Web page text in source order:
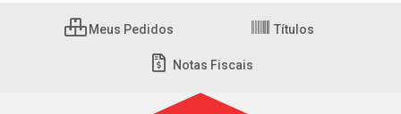
Meus Pedidos Títulos
Notas Fiscais